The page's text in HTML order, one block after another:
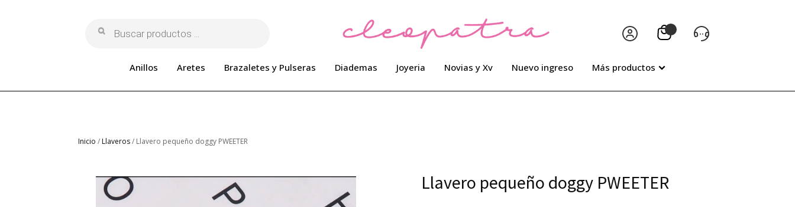
Búsqueda
Anillos Aretes Brazaletes y Pulseras Diademas Joyeria Novias y Xv Nuevo ingreso Más productos
Inicio / Llaveros/ Llavero pequeño doggy PWEETER
Llavero pequeño doggy PWEETER